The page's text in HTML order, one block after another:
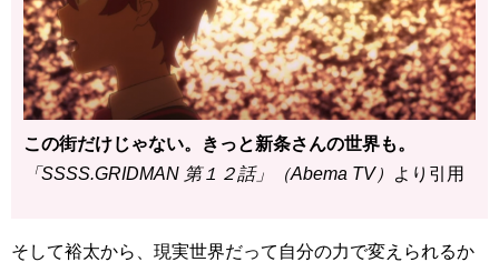
この街だけじゃない。きっと新条さんの世界も。
「SSSS.GRIDMAN 第１２話」（Abema TV）
より引用
そして裕太から、現実世界だって自分の力で変えられるか